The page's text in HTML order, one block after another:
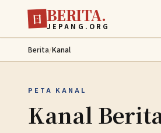
Lewati ke konten utama
日 BERITA.
JEPANG.ORG
Berita/Kanal
PETA KANAL
Kanal